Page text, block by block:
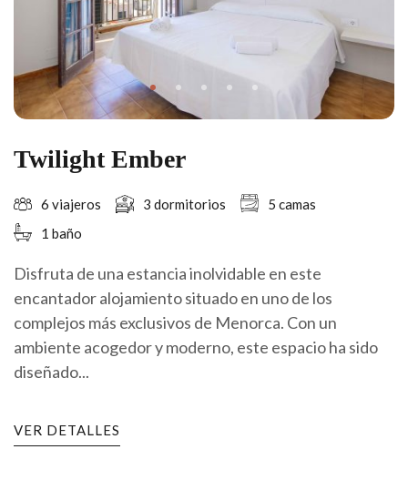
Twilight Ember
6 viajeros 3 dormitorios
5 camas
1 baño
Disfruta de una estancia inolvidable en este
encantador alojamiento situado en uno de los
complejos más exclusivos de Menorca. Con un
ambiente acogedor y moderno, este espacio ha sido
diseñado...
VER DETALLES